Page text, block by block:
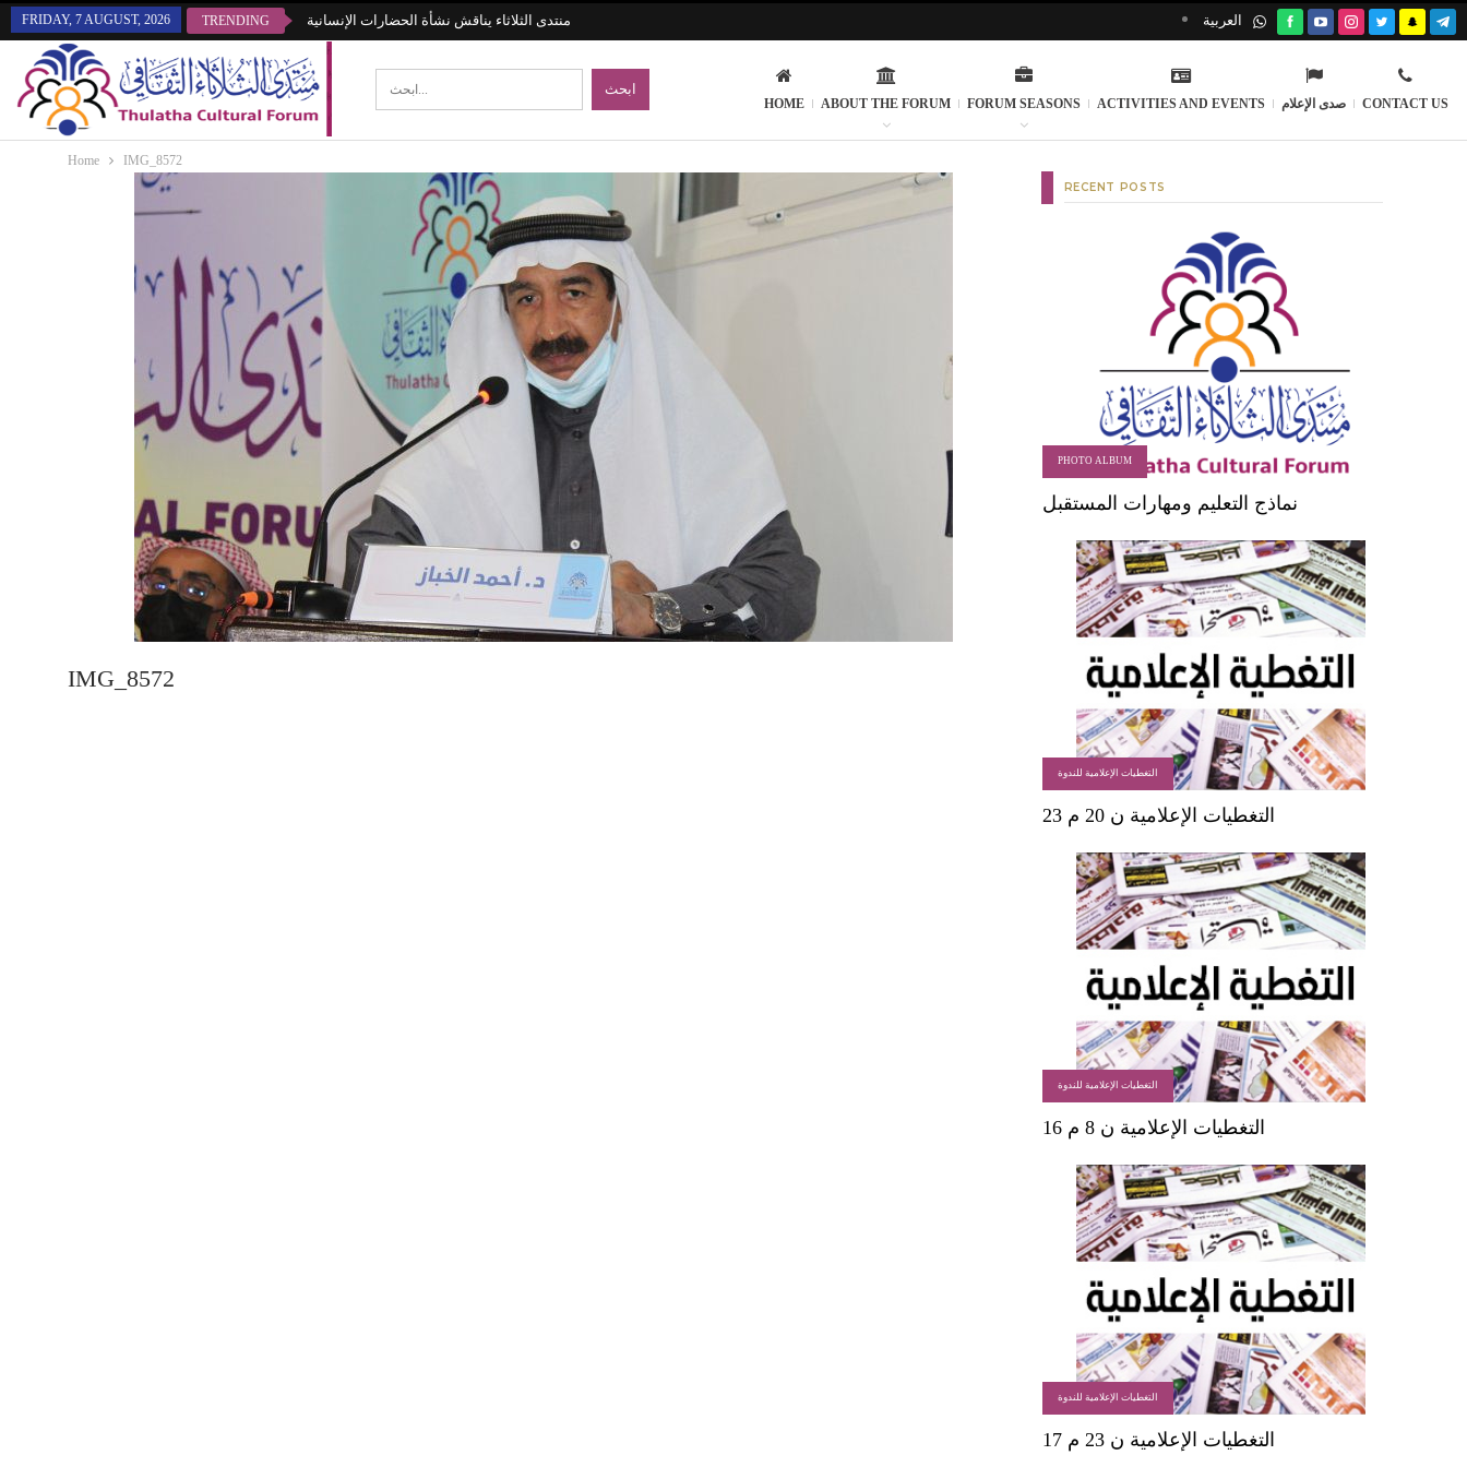
العربية FRIDAY, 7 AUGUST, 2026 TRENDING منتدى الثلاثاء يناقش نشأة الحضارات الإنسانية
HOME ABOUT THE FORUM FORUM SEASONS ACTIVITIES AND EVENTS صدى الإعلام CONTACT US
Home IMG_8572
IMG_8572
RECENT POSTS
PHOTO ALBUM
نماذج التعليم ومهارات المستقبل
التغطيات الإعلامية للندوة
التغطيات الإعلامية ن 20 م 23
التغطيات الإعلامية للندوة
التغطيات الإعلامية ن 8 م 16
التغطيات الإعلامية للندوة
التغطيات الإعلامية ن 23 م 17